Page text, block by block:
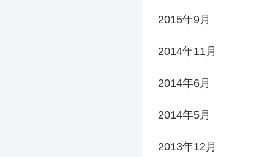
2015年9月
2014年11月
2014年6月
2014年5月
2013年12月